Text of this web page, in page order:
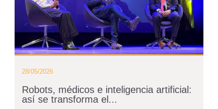
28/05/2026
Robots, médicos e inteligencia artificial:
así se transforma el...